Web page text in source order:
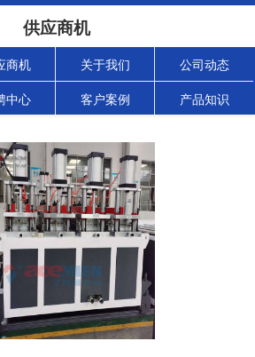
供应商机
商机 关于我们 公司动态
中心 客户案例 产品知识